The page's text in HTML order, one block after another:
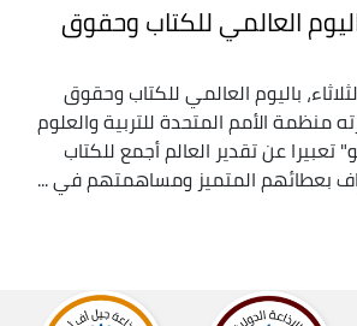
العالمي للكتاب وحقوق
باليوم العالمي للكتاب وحقوق
منظمة الأمم المتحدة للتربية والعلوم
عن تقدير العالم أجمع للكتاب
بعطائهم المتميز ومساهمتهم في ...